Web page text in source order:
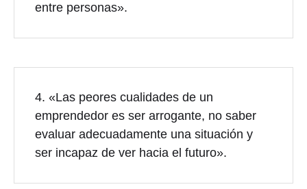
entre personas».
4. «Las peores cualidades de un
emprendedor es ser arrogante, no saber
evaluar adecuadamente una situación y
ser incapaz de ver hacia el futuro».